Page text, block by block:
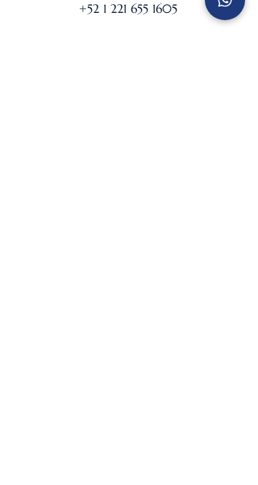
+52 1 221 655 1605